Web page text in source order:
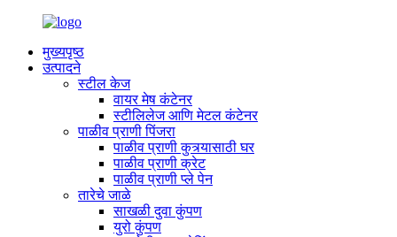
मुख्यपृष्ठ
उत्पादने
स्टील केज
वायर मेष कंटेनर
स्टीलिलेज आणि मेटल कंटेनर
पाळीव प्राणी पिंजरा
पाळीव प्राणी कुत्र्यासाठी घर
पाळीव प्राणी क्रेट
पाळीव प्राणी प्ले पेन
तारेचे जाळे
साखळी दुवा कुंपण
युरो कुंपण